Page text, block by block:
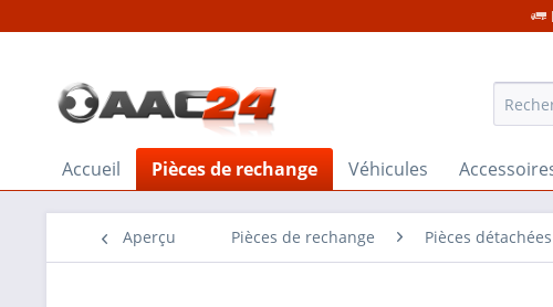
Accueil Pièces de rechange Véhicules
Aperçu Pièces de rechange Pièces